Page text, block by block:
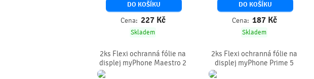
DO KOŠÍKU
Cena: 227 Kč
Skladem
DO KOŠÍKU
Cena: 187 Kč
Skladem
2ks Flexi ochranná fólie na
displej myPhone Maestro 2
2ks Flexi ochranná fólie na
displej myPhone Prime 5